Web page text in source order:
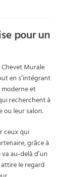
pour un
Murale
en s’intégrant
et
recherchent à
leur salon.
ceux qui
grâce à
au-delà d’un
le regard